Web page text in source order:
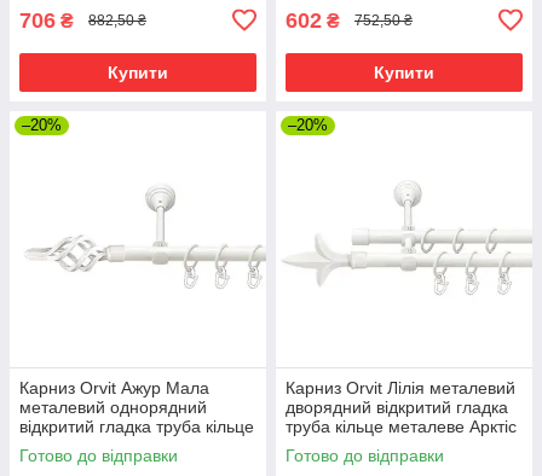
706 ₴ 882,50 ₴
Купити
602 ₴ 752,50 ₴
Купити
–20%
Карниз Orvit Ажур Мала
металевий однорядний
відкритий гладка труба кільце
металеве Арктіс 16 мм 120
см (00-00021337)
Готово до відправки
–20%
Карниз Orvit Лілія металевий
дворядний відкритий гладка
труба кільце металеве Арктіс
16\16 мм 120 см (00-
00021382)
Готово до відправки